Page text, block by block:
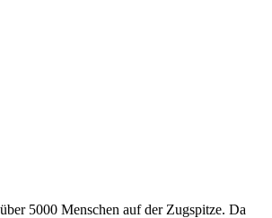
5000 Menschen auf der Zugspitze. Da